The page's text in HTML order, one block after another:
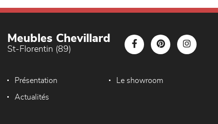
Meubles Chevillard
St-Florentin (89)
Présentation Le showroom
Actualités